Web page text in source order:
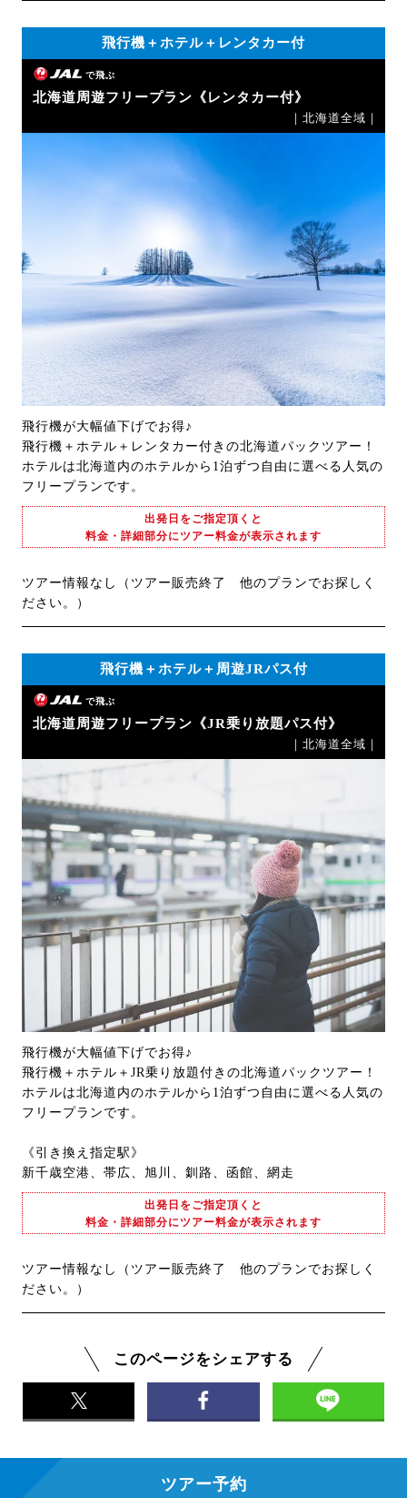
飛行機＋ホテル＋レンタカー付
で飛ぶ
北海道周遊フリープラン《レンタカー付》
｜北海道全域｜
飛行機が大幅値下げでお得♪
飛行機＋ホテル＋レンタカー付きの北海道パックツアー！
ホテルは北海道内のホテルから1泊ずつ自由に選べる人気の
フリープランです。
出発日をご指定頂くと
料金・詳細部分にツアー料金が表示されます
ツアー情報なし（ツアー販売終了 他のプランでお探しく
ださい。）
飛行機＋ホテル＋周遊JRパス付
で飛ぶ
北海道周遊フリープラン《JR乗り放題パス付》
｜北海道全域｜
飛行機が大幅値下げでお得♪
飛行機＋ホテル＋JR乗り放題付きの北海道パックツアー！
ホテルは北海道内のホテルから1泊ずつ自由に選べる人気の
フリープランです。
《引き換え指定駅》
新千歳空港、帯広、旭川、釧路、函館、網走
出発日をご指定頂くと
料金・詳細部分にツアー料金が表示されます
ツアー情報なし（ツアー販売終了 他のプランでお探しく
ださい。）
このページをシェアする
ツアー予約